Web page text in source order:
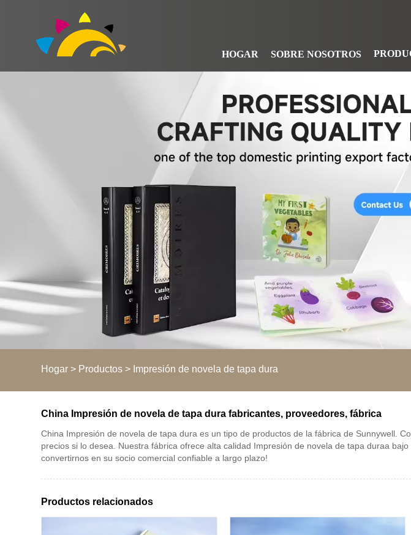
HOGAR SOBRE NOSOTROS
Hogar > Productos > Impresión de novela de tapa dura
China Impresión de novela de tapa dura fabricantes, proveedores, fábrica
China Impresión de novela de tapa dura es un tipo de productos de la fábrica de Sunnywell.
precios si lo desea. Nuestra fábrica ofrece alta calidad Impresión de novela de tapa duraa
convertirnos en su socio comercial confiable a largo plazo!
Productos relacionados